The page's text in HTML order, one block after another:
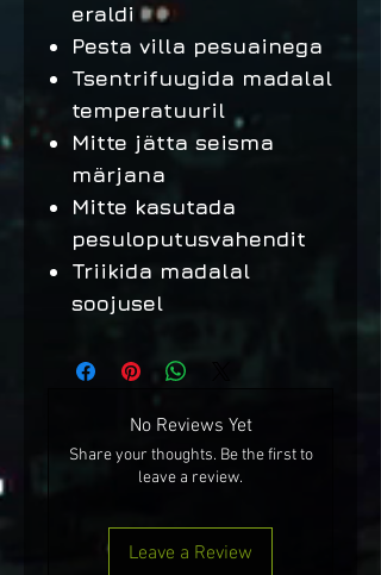
eraldi
Pesta villa pesuainega
Tsentrifuugida madalal
temperatuuril
Mitte jätta seisma
märjana
Mitte kasutada
pesuloputusvahendit
Triikida madalal
soojusel
No Reviews Yet
Share your thoughts. Be the first to
leave a review.
Leave a Review